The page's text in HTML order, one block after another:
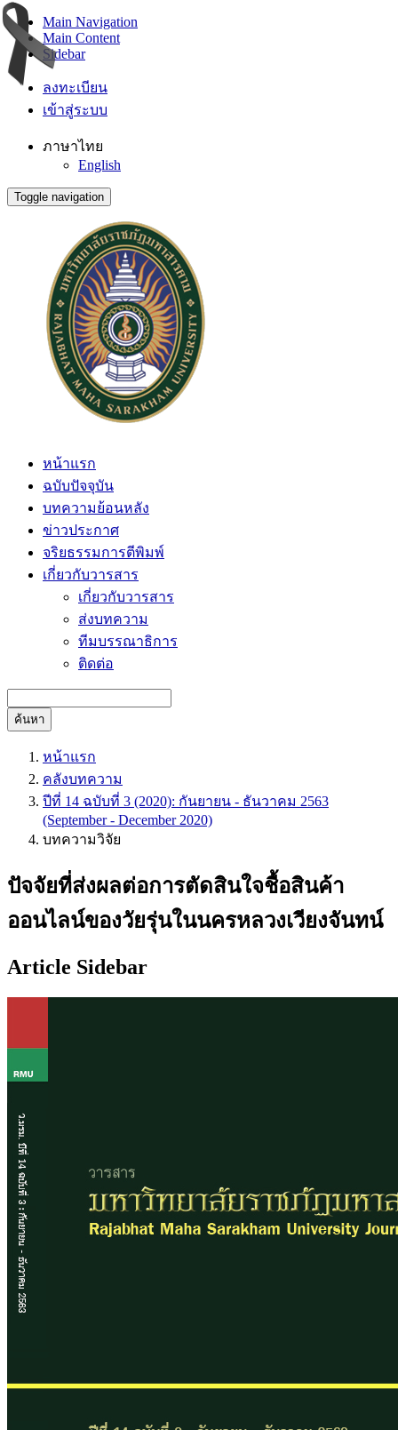
Main Navigation
Main Content
Sidebar
ลงทะเบียน
เข้าสู่ระบบ
ภาษาไทย
English
Toggle navigation
หน้าแรก
ฉบับปัจจุบัน
บทความย้อนหลัง
ข่าวประกาศ
จริยธรรมการตีพิมพ์
เกี่ยวกับวารสาร
เกี่ยวกับวารสาร
ส่งบทความ
ทีมบรรณาธิการ
ติดต่อ
ค้นหา
หน้าแรก
คลังบทความ
ปีที่ 14 ฉบับที่ 3 (2020): กันยายน - ธันวาคม 2563
(September - December 2020)
บทความวิจัย
ปัจจัยที่ส่งผลต่อการตัดสินใจชื้อสินค้า
ออนไลน์ของวัยรุ่นในนครหลวงเวียงจันทน์
Article Sidebar